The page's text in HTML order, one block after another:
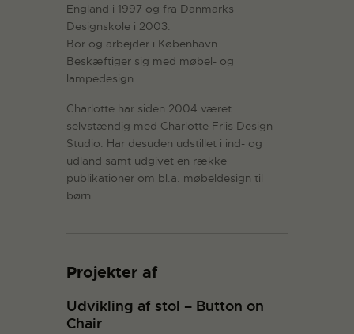
England i 1997 og fra Danmarks
Designskole i 2003.
Bor og arbejder i København.
Beskæftiger sig med møbel- og
lampedesign.
Charlotte har siden 2004 været
selvstændig med Charlotte Friis Design
Studio. Har desuden udstillet i ind- og
udland samt udgivet en række
publikationer om bl.a. møbeldesign til
børn.
Projekter af
Udvikling af stol – Button on
Chair